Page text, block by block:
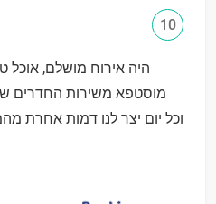
מוסטפא משירות החדרים
וכל יום יצר לנו דמות אחרת
10